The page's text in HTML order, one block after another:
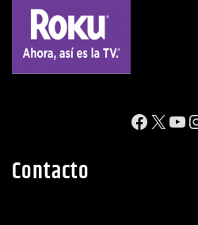
X
Contacto